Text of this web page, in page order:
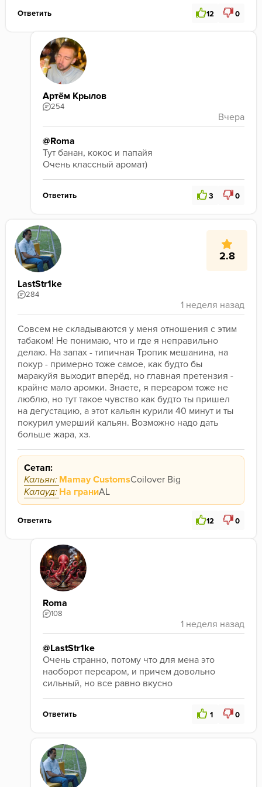
Ответить 12 0
Артём Крылов
254
@Roma
Тут банан, кокос и папайя
Очень классный аромат)
Ответить 3 0
2.8
LastStr1ke
284
Совсем не складываются у меня отношения с этим
табаком! Не понимаю, что и где я неправильно
делаю. На запах - типичная Тропик мешанина, на
покур - примерно тоже самое, как будто бы
маракуйя выходит вперёд, но главная претензия -
крайне мало аромки. Знаете, я переаром тоже не
люблю, но тут такое чувство как будто ты пришел
на дегустацию, а этот кальян курили 40 минут и ты
покурил умерший кальян. Возможно надо дать
больше жара, хз.
Сетап:
Кальян: Mamay CustomsCoilover Big
Калауд: На граниAL
Ответить 12 0
Roma
108
@LastStr1ke
Очень странно, потому что для мена это
наоборот переаром, и причем довольно
сильный, но все равно вкусно
Ответить 1 0